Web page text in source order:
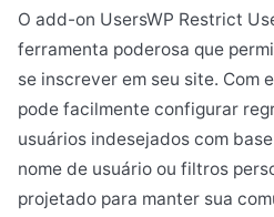
O add-on UsersWP Restrict
ferramenta poderosa que
se inscrever em seu site. Com
pode facilmente configurar
usuários indesejados com
nome de usuário ou filtros
projetado para manter sua